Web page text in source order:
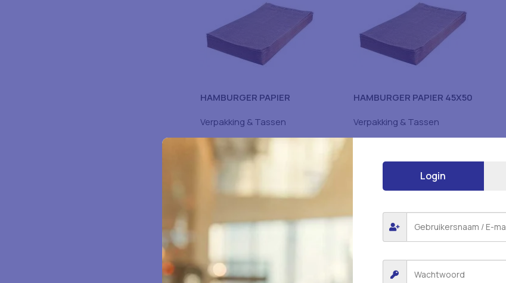
HAMBURGER PAPIER
Verpakking & Tassen
HAMBURGER PAPIER 45X50
Verpakking & Tassen
1 2 3
Login